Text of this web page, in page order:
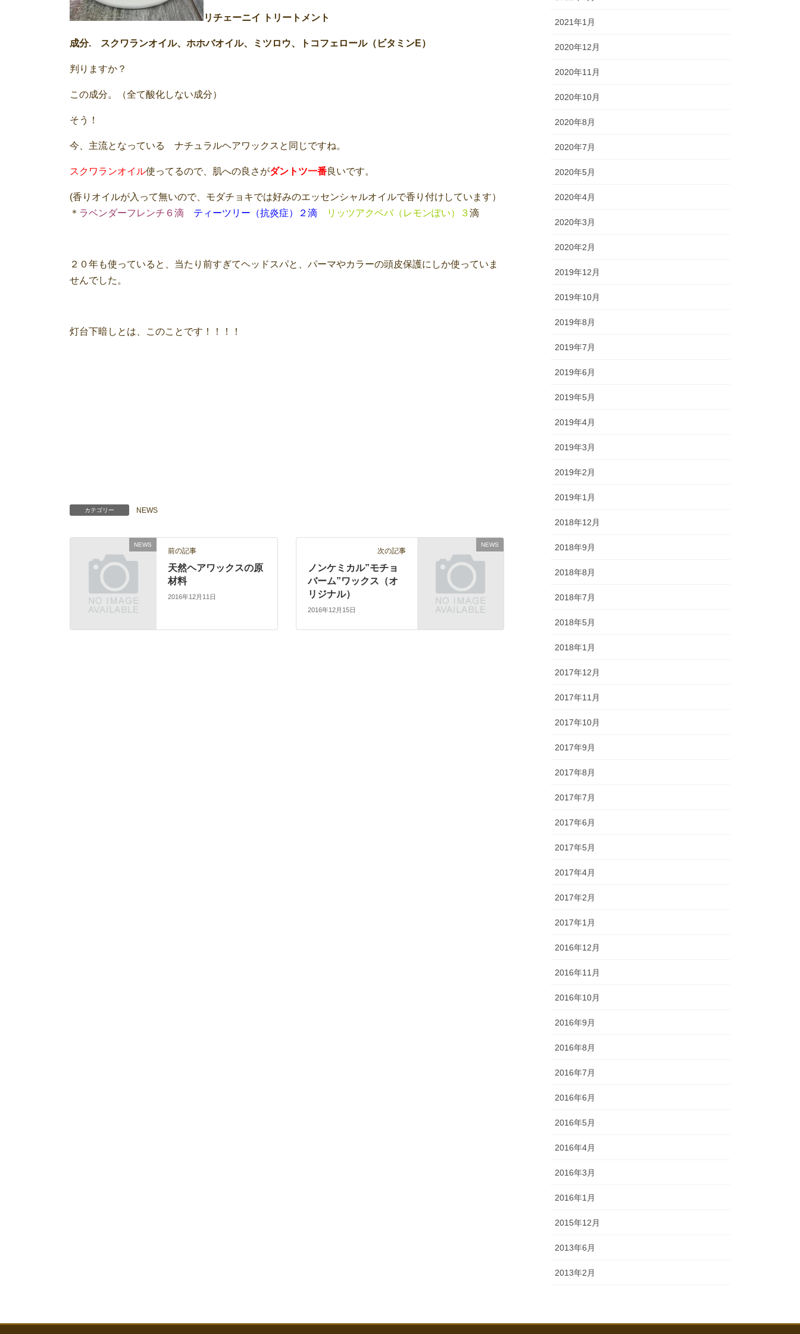
リチェーニイ トリートメント
成分. スクワランオイル、ホホバオイル、ミツロウ、トコフェロール（ビタミンE）
判りますか？
この成分。（全て酸化しない成分）
そう！
今、主流となっている ナチュラルヘアワックスと同じですね。
スクワランオイル使ってるので、肌への良さがダントツ一番良いです。
(香りオイルが入って無いので、モダチョキでは好みのエッセンシャルオイルで香り付けしています）
＊ ラベンダーフレンチ６滴 ティーツリー（抗炎症）２滴 リッツアクベバ（レモンぽい）３滴
２０年も使っていると、当たり前すぎてヘッドスパと、パーマやカラーの頭皮保護にしか使っていま
せんでした。
灯台下暗しとは、このことです！！！！
カテゴリー NEWS
NEWS
前の記事
天然ヘアワックスの原
材料
2016年12月11日
NEWS
次の記事
ノンケミカル”モチョ
バーム”ワックス（オ
リジナル）
2016年12月15日
2021年1月
2020年12月
2020年11月
2020年10月
2020年8月
2020年7月
2020年5月
2020年4月
2020年3月
2020年2月
2019年12月
2019年10月
2019年8月
2019年7月
2019年6月
2019年5月
2019年4月
2019年3月
2019年2月
2019年1月
2018年12月
2018年9月
2018年8月
2018年7月
2018年5月
2018年1月
2017年12月
2017年11月
2017年10月
2017年9月
2017年8月
2017年7月
2017年6月
2017年5月
2017年4月
2017年2月
2017年1月
2016年12月
2016年11月
2016年10月
2016年9月
2016年8月
2016年7月
2016年6月
2016年5月
2016年4月
2016年3月
2016年1月
2015年12月
2013年6月
2013年2月